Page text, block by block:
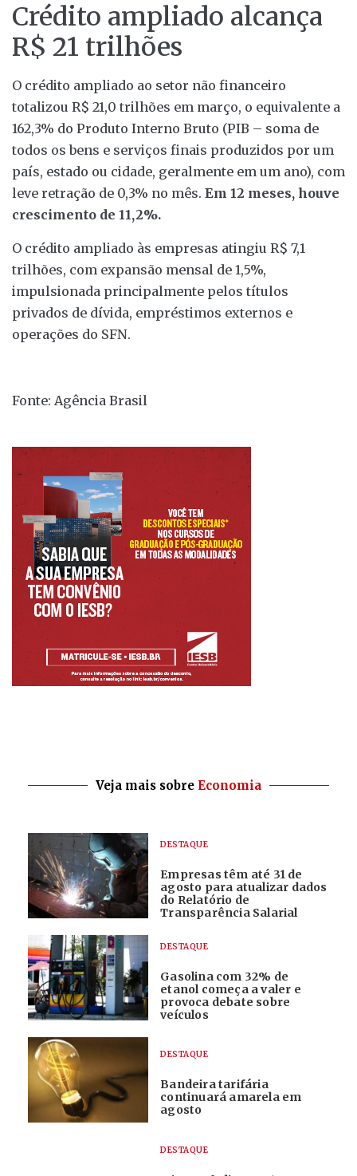
Crédito ampliado alcança
R$ 21 trilhões
O crédito ampliado ao setor não financeiro
totalizou R$ 21,0 trilhões em março, o equivalente a
162,3% do Produto Interno Bruto (PIB – soma de
todos os bens e serviços finais produzidos por um
país, estado ou cidade, geralmente em um ano), com
leve retração de 0,3% no mês. Em 12 meses, houve
crescimento de 11,2%.
O crédito ampliado às empresas atingiu R$ 7,1
trilhões, com expansão mensal de 1,5%,
impulsionada principalmente pelos títulos
privados de dívida, empréstimos externos e
operações do SFN.
Fonte: Agência Brasil
Veja mais sobre Economia
DESTAQUE
Empresas têm até 31 de
agosto para atualizar dados
do Relatório de
Transparência Salarial
DESTAQUE
Gasolina com 32% de
etanol começa a valer e
provoca debate sobre
veículos
DESTAQUE
Bandeira tarifária
continuará amarela em
agosto
DESTAQUE